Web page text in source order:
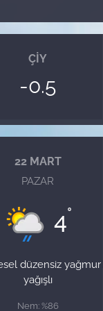
ÇIY
-0.5
22 MART
PAZAR
4°
düzensiz yağmur
yağışlı
Nem: %86